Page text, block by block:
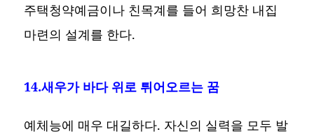
주택청약예금이나 친목계를 들어 희망찬 내집
마련의 설계를 한다.
14.새우가 바다 위로 튀어오르는 꿈
예체능에 매우 대길하다. 자신의 실력을 모두 발